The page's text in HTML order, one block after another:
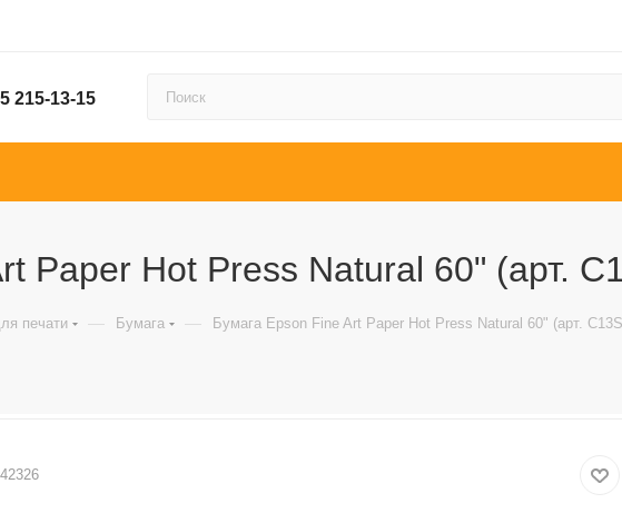
215-13-15
Paper Hot Press Natural 60" (арт.
печати — Бумага — Бумага Epson Fine Art Paper Hot Press Natural 60" (арт.